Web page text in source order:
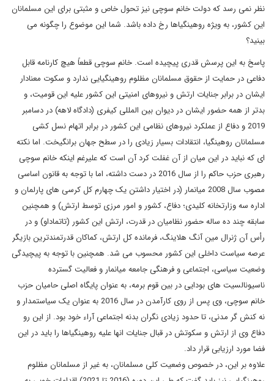
نظر نمی رسد که دولت خانم سوچی نیز تحول خاص و مثبتی برای این مسلمانان
این کشور، به ویژه روهینگیاها رخ داده باشد. شما این موضوع را چگونه می
بینید؟
پاسخ به این پرسش قدری پیچیده است. خانم سوچی قطعاً هیچ کارنامه قابل
دفاعی در حمایت از حقوق مسلمانان مظلوم روهینگیایی ندارد و سکوت معنادار
ایشان در برابر جنایات ارتش و نیروهای امنیتی این کشور علیه این قومیت، و
بدتر از همه حضور ایشان در دیوان بین المللی کیفری (دادگاه لاهه) در دسامبر
2019 و دفاع از عملکرد نیروهای نظامی این کشور در برابر اتهام نسل کشی
مسلمانان روهینگیا، انتقادات بسیار زیادی را در سطح جهان برانگیخت. اما نکته
ای که نباید در این میان از آن غفلت کرد آن است که علیرغم اینکه خانم سوچی
رهبری حزب حاکم را از سال 2016 در دست داشته، اما با توجه به قانون اساسی
مصوب سال 2008 میانمار (در اختیار داشتن یک چهارم کل کرسی های پارلمان و
اداره سه وزارتخانه کلیدی؛ دفاع، کشور و امور مرزی توسط ارتش) و همچنین
سابقه چند ده ساله حضور نظامیان در قدرت، ارتش این کشور (تاتماداو) و در
رأس آن ژنرال مین آنگ هلاینگ، فرمانده کل ارتش، کماکان قدرتمندترین بازیگر
عرصه سیاست داخلی این کشور محسوب می شد. همچنین با توجه به پیچیدگی
وضعیت سیاسی، اجتماعی و فرهنگی جامعه میانمار و فعالیت گسترده
ناسیونالسیت های بودایی در بین قوم برمه، به عنوان پایگاه اصلی حامیان حزب
خانم سوچی، وی پس از روی کارآمدن در سال 2016 به عنوان یک سیاستمدار و
نه کنش گر مدنی، تا حدود زیادی نگران بدنه اجتماعی آراء خود بود. از این رو
دفاع وی از ارتش و سکوتش در قبال جنایات انها علیه روهینگیاها را باید در این
فضا مورد ارزیابی قرار داد.
علاوه بر این، در خصوص وضعیت کلی مسلمانان، به غیر از مسلمانان مظلوم